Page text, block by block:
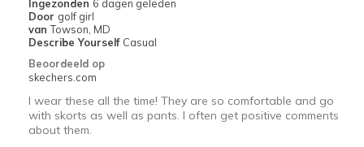
Casual Wear
Travel
Width
Feels true to width
Sizing
Ingezonden 6 dagen geleden
Door golf girl
van Towson, MD
Describe Yourself Casual
Beoordeeld op
skechers.com
I wear these all the time! They are so comfortable and go
with skorts as well as pants. I often get positive comments
about them.